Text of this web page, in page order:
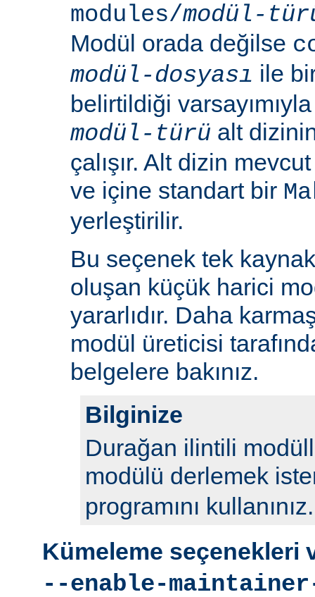
modules/modül-
Modül orada değilse
modül-dosyası ile
belirtildiği
modül-türü alt
çalışır. Alt dizin
ve içine standart bir
yerleştirilir.
Bu seçenek tek
oluşan küçük harici
yararlıdır. Daha
modül üreticisi
belgelere bakınız.
Bilginize
Durağan ilintili
modülü derlemek
programını kullanınız.
Kümeleme seçenekleri
--enable-maintainer-